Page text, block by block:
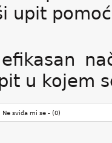
upit
u kojem
Ne sviđa mi se - (0)